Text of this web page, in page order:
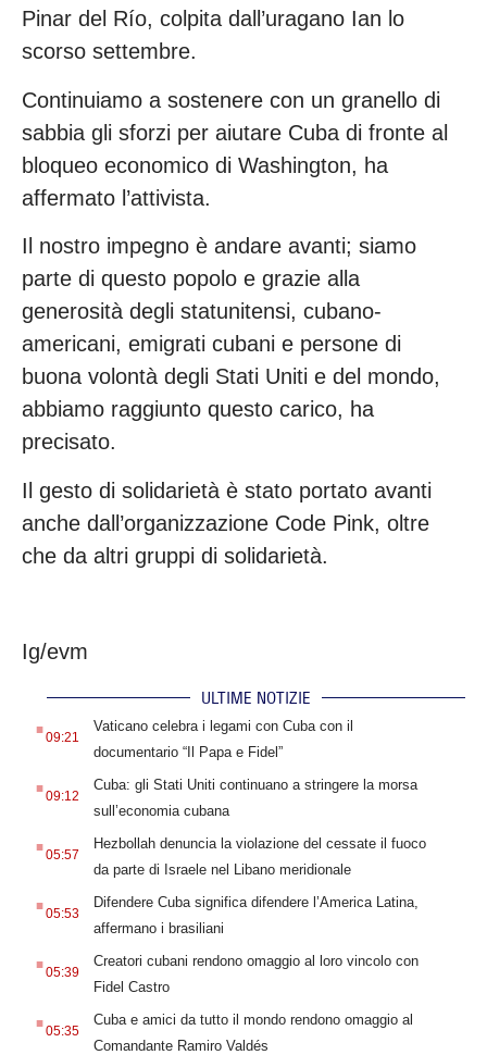
Pinar del Río, colpita dall’uragano Ian lo
scorso settembre.
Continuiamo a sostenere con un granello di
sabbia gli sforzi per aiutare Cuba di fronte al
bloqueo economico di Washington, ha
affermato l’attivista.
Il nostro impegno è andare avanti; siamo
parte di questo popolo e grazie alla
generosità degli statunitensi, cubano-
americani, emigrati cubani e persone di
buona volontà degli Stati Uniti e del mondo,
abbiamo raggiunto questo carico, ha
precisato.
Il gesto di solidarietà è stato portato avanti
anche dall’organizzazione Code Pink, oltre
che da altri gruppi di solidarietà.
Ig/evm
ULTIME NOTIZIE
.09:21
Vaticano celebra i legami con Cuba con il
documentario “Il Papa e Fidel”
.09:12
Cuba: gli Stati Uniti continuano a stringere la morsa
sull’economia cubana
.05:57
Hezbollah denuncia la violazione del cessate il fuoco
da parte di Israele nel Libano meridionale
.05:53
Difendere Cuba significa difendere l’America Latina,
affermano i brasiliani
.05:39
Creatori cubani rendono omaggio al loro vincolo con
Fidel Castro
.05:35
Cuba e amici da tutto il mondo rendono omaggio al
Comandante Ramiro Valdés